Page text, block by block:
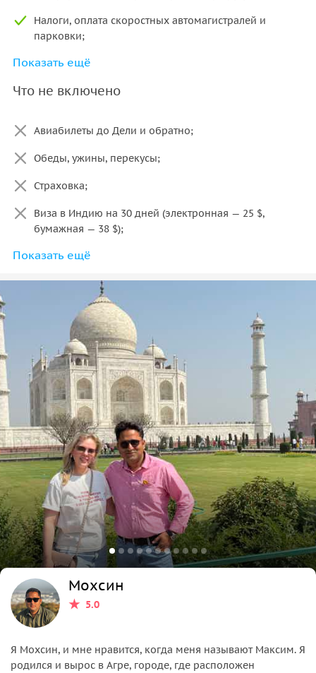
Налоги, оплата скоростных автомагистралей и
парковки;
Проживание;
Завтраки в отелях (шведский стол) и питьевая вода в
Два внутренних авиаперелёта: Кхаджурахо —
Показать ещё
Что не включено
Авиабилеты до Дели и обратно;
Обеды, ужины, перекусы;
Страховка;
Виза в Индию на 30 дней (электронная — 25 $,
бумажная — 38 $);
Повышение уровня отеля до 5*;
Сувениры и личные расходы на развлечения.
Показать ещё
Мохсин
5.0
Я Мохсин, и мне нравится, когда меня называют Максим. Я
родился и вырос в Агре, городе, где расположен